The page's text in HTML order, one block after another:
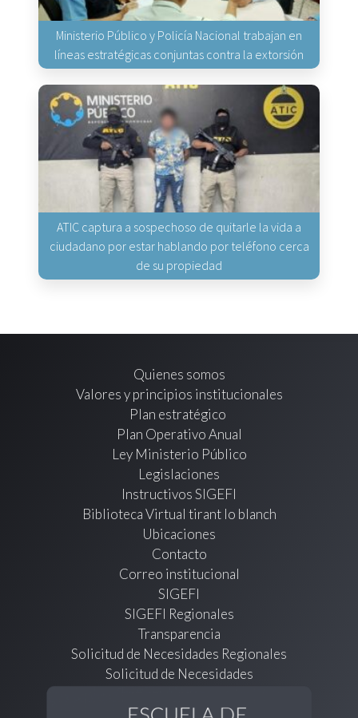
Ministerio Público y Policía Nacional trabajan en
líneas estratégicas conjuntas contra la extorsión
ATIC captura a sospechoso de quitarle la vida a
ciudadano por estar hablando por teléfono cerca
de su propiedad
Quienes somos
Valores y principios institucionales
Plan estratégico
Plan Operativo Anual
Ley Ministerio Público
Legislaciones
Instructivos SIGEFI
Biblioteca Virtual tirant lo blanch
Ubicaciones
Contacto
Correo institucional
SIGEFI
SIGEFI Regionales
Transparencia
Solicitud de Necesidades Regionales
Solicitud de Necesidades